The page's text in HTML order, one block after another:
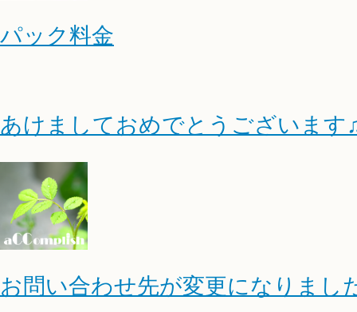
パック料金
あけましておめでとうございます
お問い合わせ先が変更になりまし